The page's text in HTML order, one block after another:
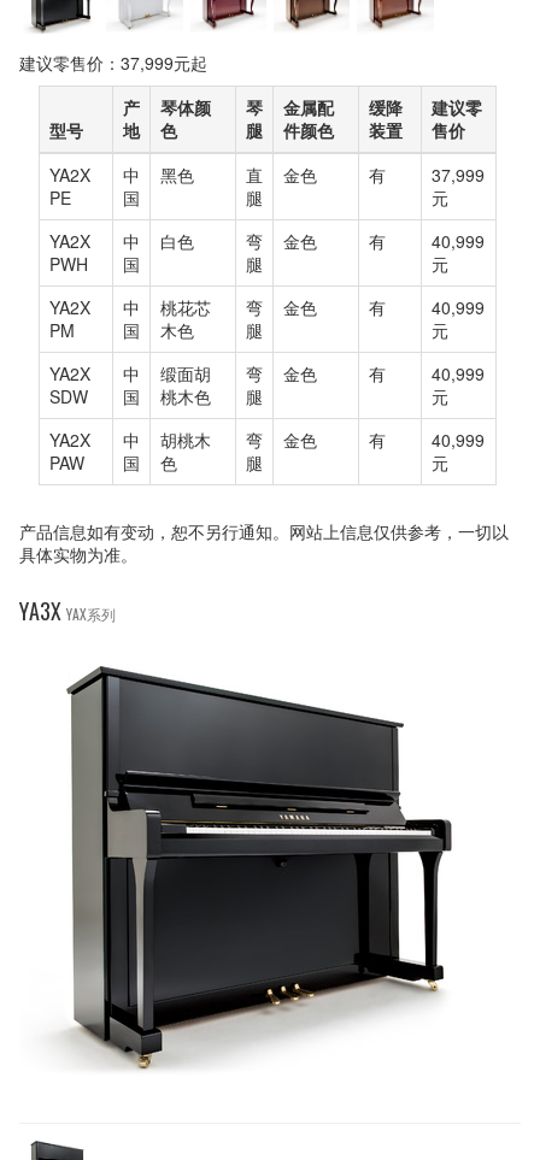
建议零售价：37,999元起
型号
产
地
琴体颜
色
琴
腿
金属配
件颜色
缓降
装置
建议零
售价
YA2X
PE
中
国
黑色
直
腿
金色 有
37,999
元
YA2X
PWH
中
国
白色
弯
腿
金色 有
40,999
元
YA2X
PM
中
国
桃花芯
木色
弯
腿
金色 有
40,999
元
YA2X
SDW
中
国
缎面胡
桃木色
弯
腿
金色 有
40,999
元
YA2X
PAW
中
国
胡桃木
色
弯
腿
金色 有
40,999
元
产品信息如有变动，恕不另行通知。网站上信息仅供参考，一切以
具体实物为准。
YA3X YAX系列